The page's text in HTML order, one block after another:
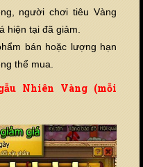
người chơi tiêu Vàng
hiện tại đã giảm.
bán hoặc lượng hạn
thể mua.
Nhiên Vàng (mỗi